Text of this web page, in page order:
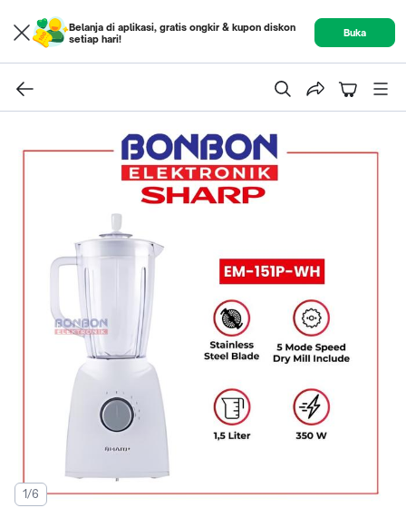
Belanja di aplikasi, gratis ongkir & kupon diskon
setiap hari!
Buka
1/6